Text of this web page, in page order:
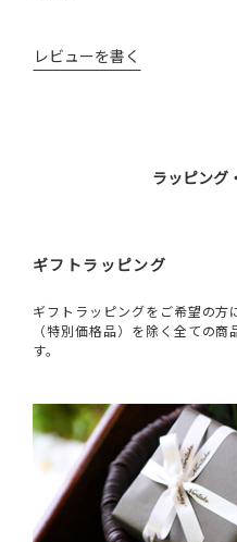
レビューを書く
ラッピング
ギフトラッピング
ギフトラッピングをご希望の
（特別価格品）を除く全ての
す。